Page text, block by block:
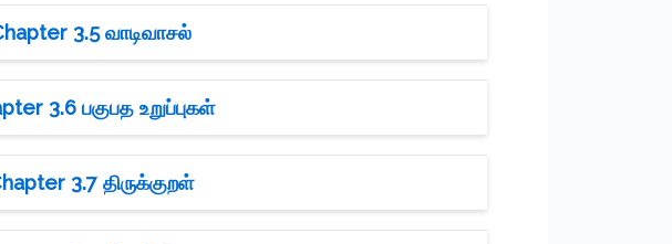
3.5 வாடிவாசல்
3.6 பகுபத உறுப்புகள்
3.7 திருக்குறள்